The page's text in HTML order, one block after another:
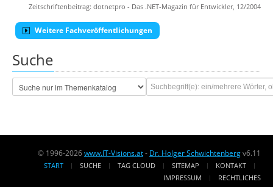
Zeitschriftenbeitrag: dotnetpro - Das .NET-Magazin für Entwickler, 12/2004
Weitere Fachveröffentlichungen
Suche
© 1996-2026www.IT-Visions.at- Dr. Holger Schwichtenbergv6.11
START SUCHE TAG CLOUD SITEMAP
KONTAKT
IMPRESSUM
RECHTLICHES